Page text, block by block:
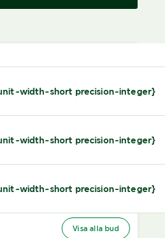
width-short precision-integer}
width-short precision-integer}
width-short precision-integer}
Visa alla bud